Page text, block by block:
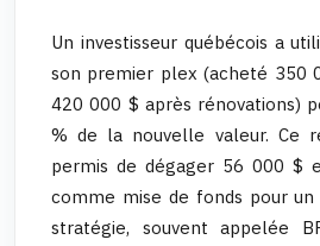
Un investisseur québécois a
son premier plex (acheté 350
420 000 $ après rénovations)
% de la nouvelle valeur. Ce
permis de dégager 56 000 $
comme mise de fonds pour
stratégie, souvent appelée